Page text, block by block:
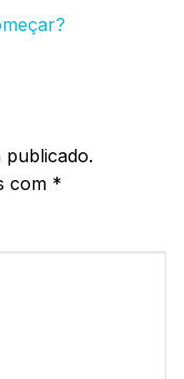
publicado.
com *